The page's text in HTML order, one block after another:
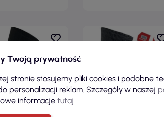
Twoją prywatność
stronie stosujemy pliki cookies i podobne
personalizacji reklam. Szczegóły w naszej
informacje tutaj